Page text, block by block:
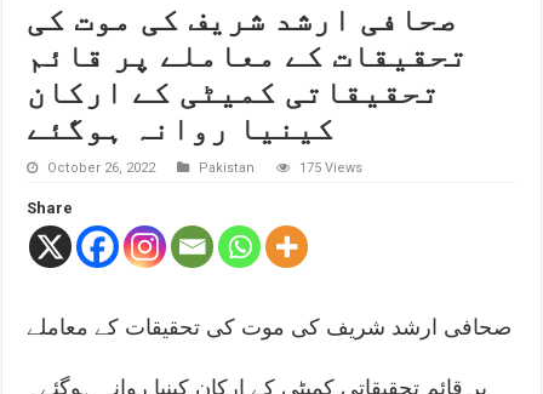
صحافی ارشد شریف کی موت کی
تحقیقات کے معاملے پر قائم
تحقیقاتی کمیٹی کے ارکان
کینیا روانہ ہوگئے
October 26, 2022 Pakistan 175 Views
Share
صحافی ارشد شریف کی موت کی تحقیقات کے معاملے
پر قائم تحقیقاتی کمیٹی کے ارکان کینیا روانہ ہوگئے۔